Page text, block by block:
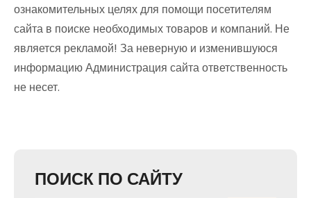
ознакомительных целях для помощи посетителям
сайта в поиске необходимых товаров и компаний. Не
является рекламой! За неверную и изменившуюся
информацию Администрация сайта ответственность
не несет.
ПОИСК ПО САЙТУ